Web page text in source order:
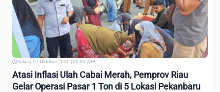
Selasa, 07 Oktober 2025 | 00:00 WIB
Atasi Inflasi Ulah Cabai Merah, Pemprov Riau
Gelar Operasi Pasar 1 Ton di 5 Lokasi Pekanbaru